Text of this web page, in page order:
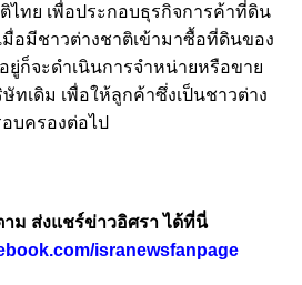
ทย เพื่อประกอบธุรกิจการค้าที่ดิน
อมีชาวต่างชาติเข้ามาซื้อที่ดินของ
ก็จะดำเนินการจำหน่ายหรือขาย
ทเดิม เพื่อให้ลูกค้าซึ่งเป็นชาวต่าง
บครองต่อไป
ม ส่งแชร์ข่าวอิศรา ได้ที่นี่
isranewsfanpage